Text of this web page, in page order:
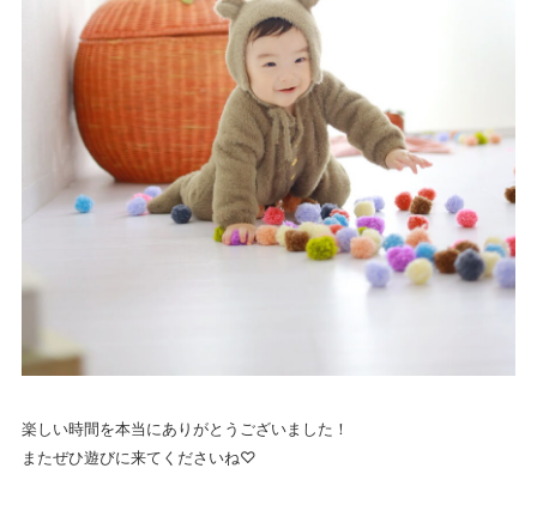
楽しい時間を本当にありがとうございました！
またぜひ遊びに来てくださいね♡